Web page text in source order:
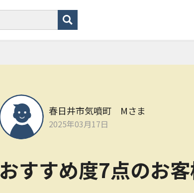
春日井市気噴町 Mさま
2025年03月17日
おすすめ度7点のお